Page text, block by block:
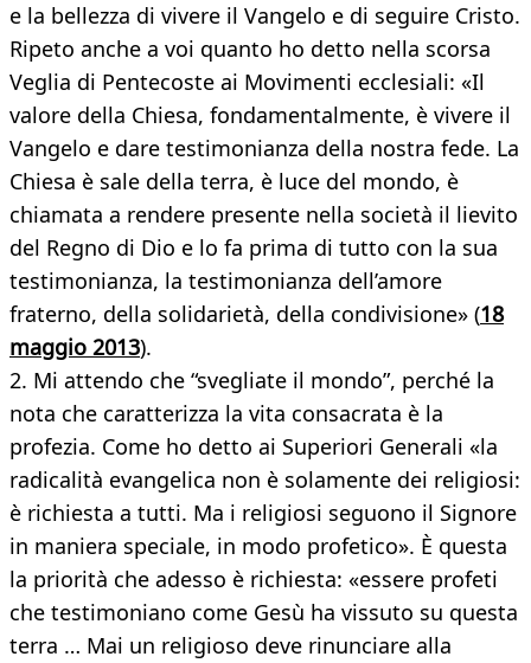
e la bellezza di vivere il Vangelo e di seguire Cristo.
Ripeto anche a voi quanto ho detto nella scorsa
Veglia di Pentecoste ai Movimenti ecclesiali: «Il
valore della Chiesa, fondamentalmente, è vivere il
Vangelo e dare testimonianza della nostra fede. La
Chiesa è sale della terra, è luce del mondo, è
chiamata a rendere presente nella società il lievito
del Regno di Dio e lo fa prima di tutto con la sua
testimonianza, la testimonianza dell’amore
fraterno, della solidarietà, della condivisione» (18
maggio 2013).
2. Mi attendo che “svegliate il mondo”, perché la
nota che caratterizza la vita consacrata è la
profezia. Come ho detto ai Superiori Generali «la
radicalità evangelica non è solamente dei religiosi:
è richiesta a tutti. Ma i religiosi seguono il Signore
in maniera speciale, in modo profetico». È questa
la priorità che adesso è richiesta: «essere profeti
che testimoniano come Gesù ha vissuto su questa
terra … Mai un religioso deve rinunciare alla